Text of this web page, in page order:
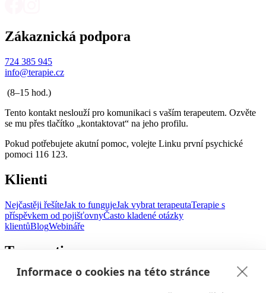
Informace o cookies na této stránce
Zákaznická podpora
724 385 945
info@terapie.cz
(8–15 hod.)
Tento kontakt neslouží pro komunikaci s vaším terapeutem. Ozvěte
se mu přes tlačítko „kontaktovat“ na jeho profilu.
Pokud potřebujete akutní pomoc, volejte Linku první psychické
pomoci 116 123.
Klienti
Nejčastěji řešíteJak to fungujeJak vybrat terapeutaTerapie s
příspěvkem od pojišťovnyČasto kladené otázky
klientůBlogWebináře
Terapeuti
Pro terapeutyPřihlášení terapeuta Často kladené otázky